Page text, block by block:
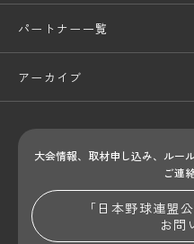
パートナー一覧
アーカイブ
大会情報、取材申し込み、ルー
ご連
「日本野球連盟
お問